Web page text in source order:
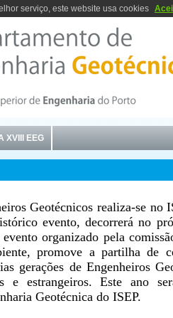
serviço, este website usa cookies
XVIII EEG
Geotécnicos realiza-se no
evento, decorrerá no
organizado pela
promove a partilha de
gerações de Engenheiros
e estrangeiros. Este ano
Geotécnica do ISEP.